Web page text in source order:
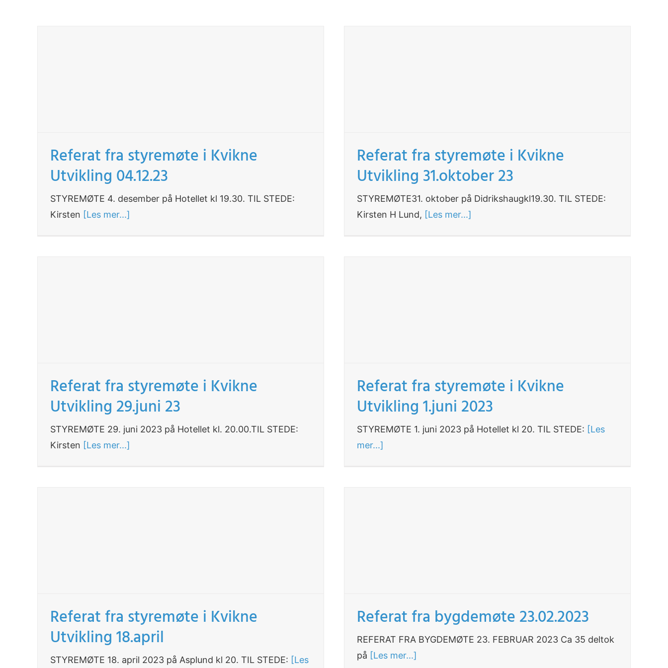
Referat fra styremøte i Kvikne
Utvikling 04.12.23
STYREMØTE 4. desember på Hotellet kl 19.30. TIL STEDE:
Kirsten [Les mer...]
Referat fra styremøte i Kvikne
Utvikling 31.oktober 23
STYREMØTE31. oktober på Didrikshaugkl19.30. TIL STEDE:
Kirsten H Lund, [Les mer...]
Referat fra styremøte i Kvikne
Utvikling 29.juni 23
STYREMØTE 29. juni 2023 på Hotellet kl. 20.00.TIL STEDE:
Kirsten [Les mer...]
Referat fra styremøte i Kvikne
Utvikling 1.juni 2023
STYREMØTE 1. juni 2023 på Hotellet kl 20. TIL STEDE: [Les
mer...]
Referat fra styremøte i Kvikne
Utvikling 18.april
STYREMØTE 18. april 2023 på Asplund kl 20. TIL STEDE: [Les
Referat fra bygdemøte 23.02.2023
REFERAT FRA BYGDEMØTE 23. FEBRUAR 2023 Ca 35 deltok
på [Les mer...]